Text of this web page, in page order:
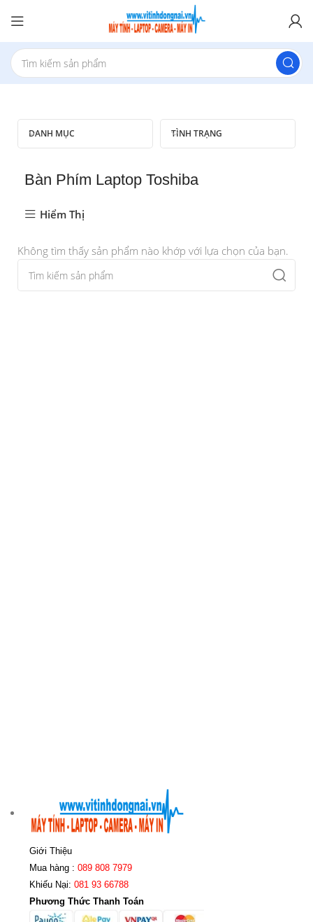
DANH MỤC TÌNH TRẠNG
Bàn Phím Laptop Toshiba
Hiểm Thị
Không tìm thấy sản phẩm nào khớp với lựa chọn của bạn.
Giới Thiệu
Mua hàng : 089 808 7979
Khiếu Nại: 081 93 66788
Phương Thức Thanh Toán